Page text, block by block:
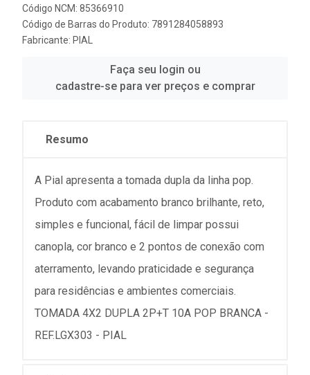
Código NCM: 85366910
Código de Barras do Produto: 7891284058893
Fabricante: PIAL
Faça seu login ou
cadastre-se para ver preços e comprar
Resumo
A Pial apresenta a tomada dupla da linha pop.
Produto com acabamento branco brilhante, reto,
simples e funcional, fácil de limpar possui
canopla, cor branco e 2 pontos de conexão com
aterramento, levando praticidade e segurança
para residências e ambientes comerciais.
TOMADA 4X2 DUPLA 2P+T 10A POP BRANCA -
REF.LGX303 - PIAL